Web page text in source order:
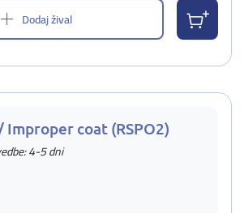
Dodaj žival
Improper coat (RSPO2)
4-5 dni